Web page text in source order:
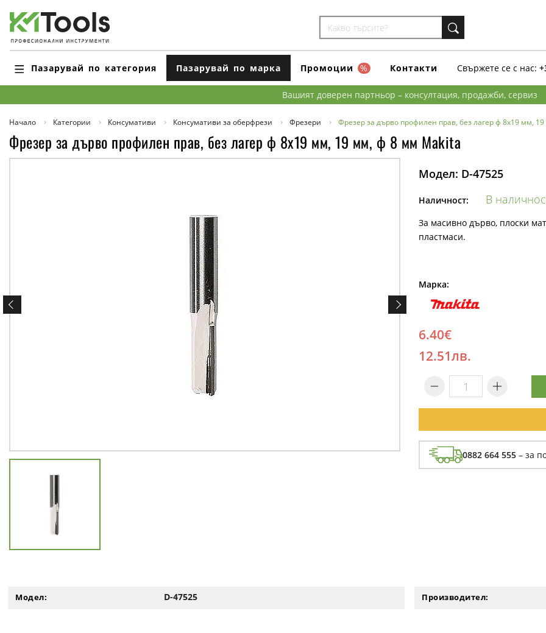
Пазарувай по категория Пазарувай по марка Промоции % Контакти Свържете се с нас:
Вашият доверен партньор – консултация, продажби, сервиз
Начало Категории Консумативи Консумативи за оберфрези Фрезери Фрезер за дърво профилен прав, без лагер ф 8х19 мм,
Фрезер за дърво профилен прав, без лагер ф 8х19 мм, 19 мм, ф 8 мм Makita
Модел: D-47525
Наличност: В
За масивно дърво, плоски
пластмаси.
Марка:
6.40€
12.51лв.
0882 664 555 – за
Модел: D-47525 Производител: